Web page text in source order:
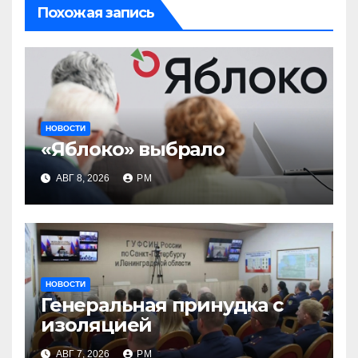
Похожая запись
НОВОСТИ
«Яблоко» выбрало
АВГ 8, 2026 РМ
НОВОСТИ
Генеральная принудка с
изоляцией
АВГ 7, 2026 РМ